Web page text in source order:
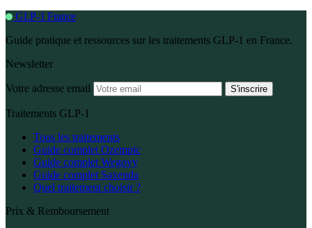
GLP-1 France
Guide pratique et ressources sur les traitements GLP-1 en France.
Newsletter
Votre adresse email S'inscrire
Traitements GLP-1
Tous les traitements
Guide complet Ozempic
Guide complet Wegovy
Guide complet Saxenda
Quel traitement choisir ?
Prix & Remboursement